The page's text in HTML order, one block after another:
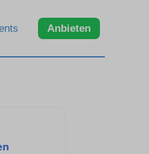
Anbieten